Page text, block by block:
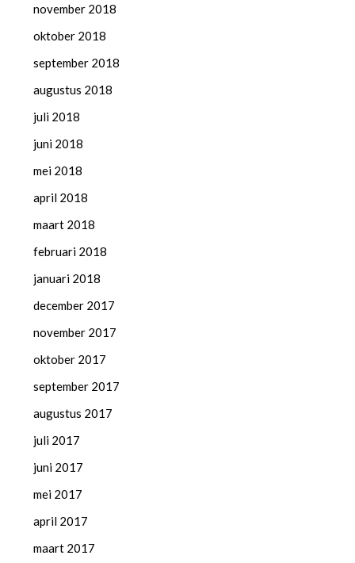
november 2018
oktober 2018
september 2018
augustus 2018
juli 2018
juni 2018
mei 2018
april 2018
maart 2018
februari 2018
januari 2018
december 2017
november 2017
oktober 2017
september 2017
augustus 2017
juli 2017
juni 2017
mei 2017
april 2017
maart 2017